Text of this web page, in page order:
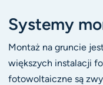
Systemy
Montaż na gruncie
większych instalacji
fotowoltaiczne są